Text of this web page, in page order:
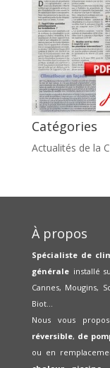
Catégories
Actualités de la
À propos
Spécialiste de
générale installé
Cannes, Mougins,
Biot...
Nous vous
réversible, de
ou en